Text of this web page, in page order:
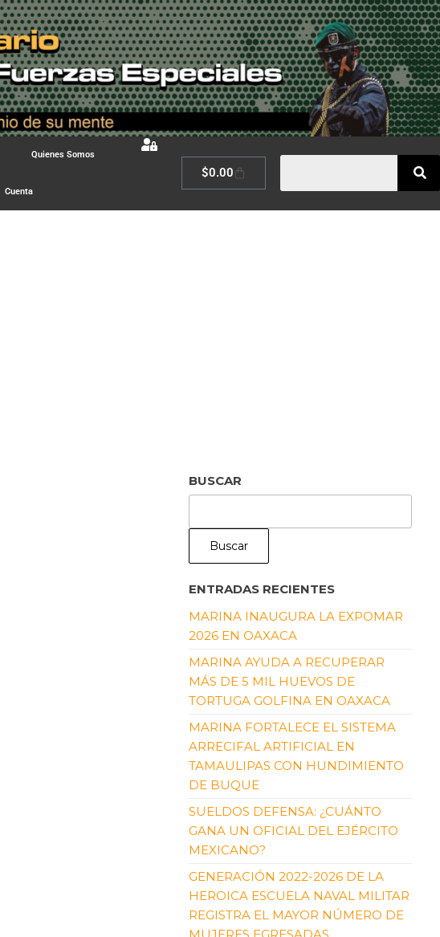
Quienes Somos
Cuenta
$0.00
BUSCAR
Buscar
ENTRADAS RECIENTES
MARINA INAUGURA LA EXPOMAR
2026 EN OAXACA
MARINA AYUDA A RECUPERAR
MÁS DE 5 MIL HUEVOS DE
TORTUGA GOLFINA EN OAXACA
MARINA FORTALECE EL SISTEMA
ARRECIFAL ARTIFICIAL EN
TAMAULIPAS CON HUNDIMIENTO
DE BUQUE
SUELDOS DEFENSA: ¿CUÁNTO
GANA UN OFICIAL DEL EJÉRCITO
MEXICANO?
GENERACIÓN 2022-2026 DE LA
HEROICA ESCUELA NAVAL MILITAR
REGISTRA EL MAYOR NÚMERO DE